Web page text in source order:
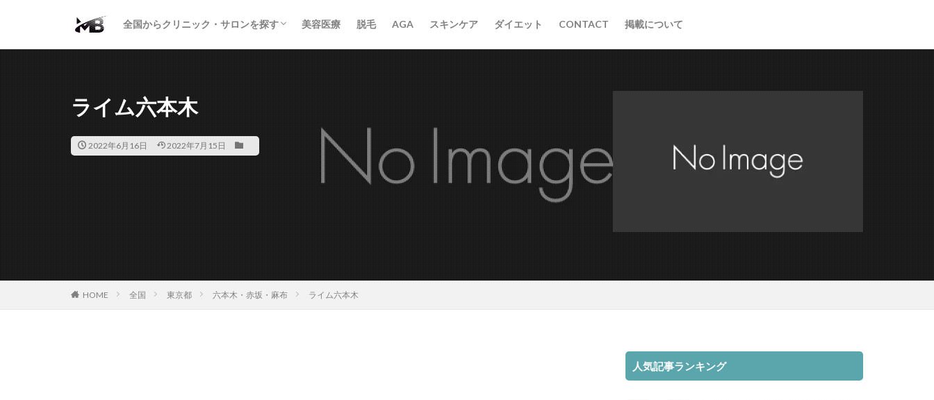
全国からクリニック・サロンを探す
二重・まぶた
鼻の形
小顔・輪郭
痩身・医療ダイエット
肌の悩み・スキンケア
わきが・多汗症
AGA
包茎・ED
医療脱毛
脱毛サロン
パーソナルジム
美容医療 脱毛 AGA スキンケア ダイエット CONTACT 掲載について
ライム六本木
2022年6月16日 2022年7月15日
HOME 全国 東京都 六本木・赤坂・麻布 ライム六本木
人気記事ランキング